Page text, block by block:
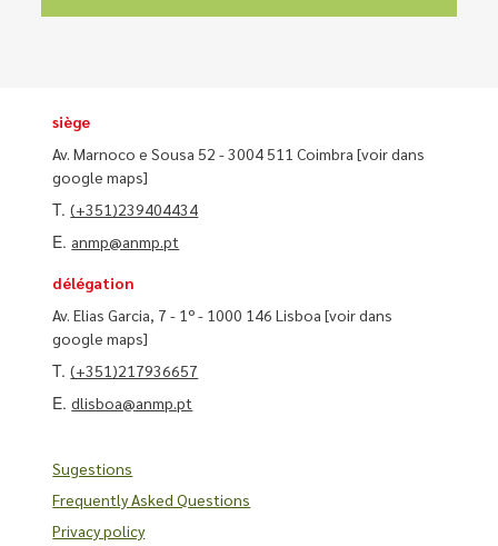
siège
Av. Marnoco e Sousa 52 - 3004 511 Coimbra[voir dans
google maps]
T.(+351)239404434
E. anmp@anmp.pt
délégation
Av. Elias Garcia, 7 - 1º - 1000 146 Lisboa[voir dans
google maps]
T.(+351)217936657
E.dlisboa@anmp.pt
Sugestions
Frequently Asked Questions
Privacy policy